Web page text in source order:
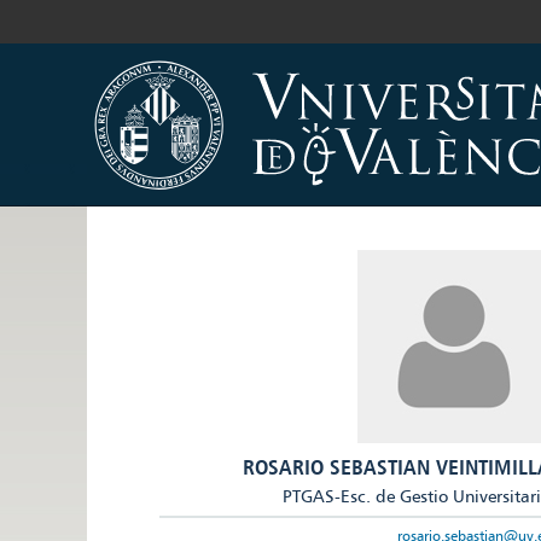
ROSARIO SEBASTIAN
PTGAS-Esc. de Gestio